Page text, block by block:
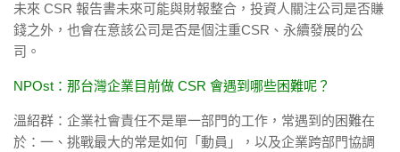
未來 CSR 報告書未來可能與財報整合，投資人關注公司是否賺
錢之外，也會在意該公司是否是個注重CSR、永續發展的公
司。
NPOst：那台灣企業目前做 CSR 會遇到哪些困難呢？
溫紹群：企業社會責任不是單一部門的工作，常遇到的困難在
於：一、挑戰最大的常是如何「動員」，以及企業跨部門協調